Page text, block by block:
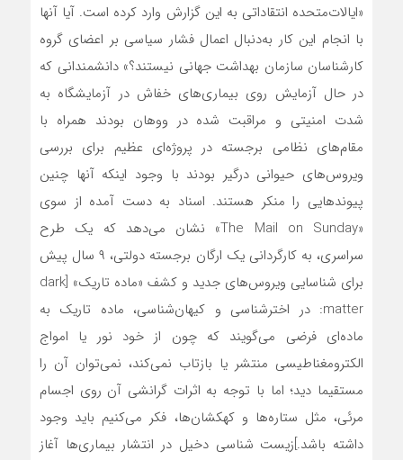
«ایالات‌متحده انتقاداتی به این گزارش وارد کرده است. آیا آنها
با انجام این کار به‌دنبال اعمال فشار سیاسی بر اعضای گروه
کارشناسان سازمان بهداشت جهانی نیستند؟» دانشمندانی که
در حال آزمایش روی بیماری‌های خفاش در آزمایشگاه به
شدت امنیتی و مراقبت شده در ووهان بودند همراه با
مقام‌های نظامی برجسته در پروژه‌ای عظیم برای بررسی
ویروس‌های حیوانی درگیر بودند با وجود اینکه آنها چنین
پیوندهایی را منکر هستند. اسناد به دست آمده از سوی
«The Mail on Sunday» نشان می‌دهد که یک طرح
سراسری، به کارگردانی یک ارگان برجسته دولتی، ۹ سال پیش
برای شناسایی ویروس‌های جدید و کشف «ماده تا‌ریک» [dark
matter: در اخترشناسی و کیهان‌شناسی، ماده تا‌ریک به
ماده‌ای فرضی می‌گویند که چون از خود نور یا امواج
الکترومغناطیسی منتشر یا بازتاب نمی‌کند، نمی‌توان آن را
مستقیما دید؛ اما با توجه به اثرات گرانشی آن روی اجسام
مرئی، مثل ستاره‌ها و کهکشان‌ها، فکر می‌کنیم باید وجود
داشته باشد.]زیست شناسی دخیل در انتشار بیماری‌ها آغاز